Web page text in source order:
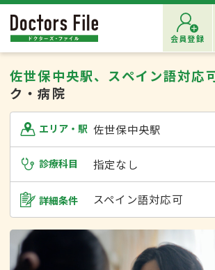
会員登録
佐世保中央駅、スペイン語対応
ク・病院
エリア・駅 佐世保中央駅
診療科目 指定なし
詳細条件 スペイン語対応可